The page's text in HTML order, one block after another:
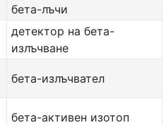
бета-лъчи
детектор на бета-
излъчване
бета-излъчвател
бета-активен изотоп